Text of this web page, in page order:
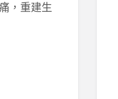
，重建生